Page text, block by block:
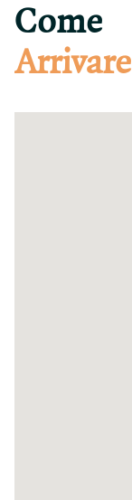
Come
Arrivare